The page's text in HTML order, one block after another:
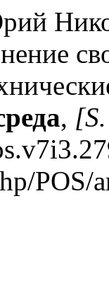
,
POS/